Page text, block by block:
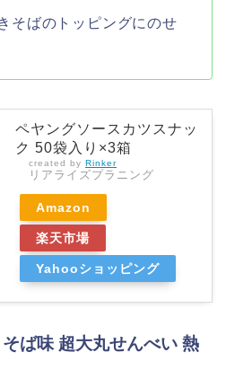
そばのトッピングにのせ
ペヤングソースカツスナッ
ク 50袋入り×3箱
created by Rinker
リアライズプラニング
Amazon
楽天市場
Yahooショッピング
ば味 超大丸せんべい 熱